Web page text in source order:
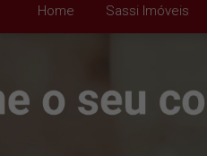
Home Sassi Imóveis